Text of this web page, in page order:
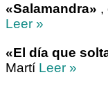
«Salamandra» ,
Leer »
«El día que
Martí Leer »